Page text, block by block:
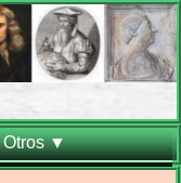
Otros ▼